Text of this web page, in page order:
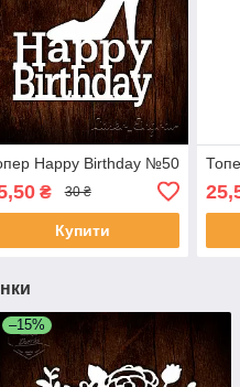
Happy Birthday №50
₴ 30 ₴
Купити
–15%